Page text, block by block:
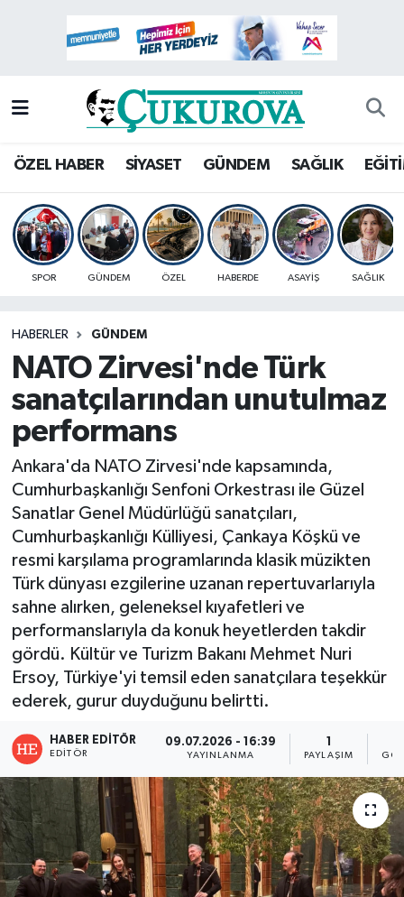
ÖZEL HABER SİYASET GÜNDEM SAĞLIK
SPOR GÜNDEM ÖZEL HABERDE ASAYİŞ SAĞLIK
HABERLER GÜNDEM
NATO Zirvesi'nde Türk
sanatçılarından unutulmaz
performans
Ankara'da NATO Zirvesi'nde kapsamında,
Cumhurbaşkanlığı Senfoni Orkestrası ile Güzel
Sanatlar Genel Müdürlüğü sanatçıları,
Cumhurbaşkanlığı Külliyesi, Çankaya Köşkü ve
resmi karşılama programlarında klasik müzikten
Türk dünyası ezgilerine uzanan repertuvarlarıyla
sahne alırken, geleneksel kıyafetleri ve
performanslarıyla da konuk heyetlerden takdir
gördü. Kültür ve Turizm Bakanı Mehmet Nuri
Ersoy, Türkiye'yi temsil eden sanatçılara teşekkür
ederek, gurur duyduğunu belirtti.
HABER EDITÖR
EDITÖR
09.07.2026 - 16:39
YAYINLANMA PAYLAŞIM
Mersin Hava Durumu
Mersin Namaz Vakitleri
Mersin Trafik Yoğunluk Haritası
Süper Lig Puan Durumu ve Fikstür
Haber Arşivi